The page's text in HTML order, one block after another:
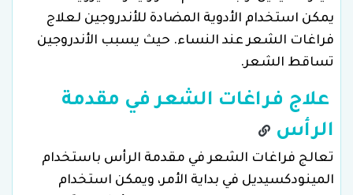
يمكن استخدام الأدوية المضادة للأندروجين لعلاج
فراغات الشعر عند النساء. حيث يسبب الأندروجين
تساقط الشعر.
علاج فراغات الشعر في مقدمة
الرأس
تعالج فراغات الشعر في مقدمة الرأس باستخدام
المينودكسيديل في بداية الأمر، ويمكن استخدام